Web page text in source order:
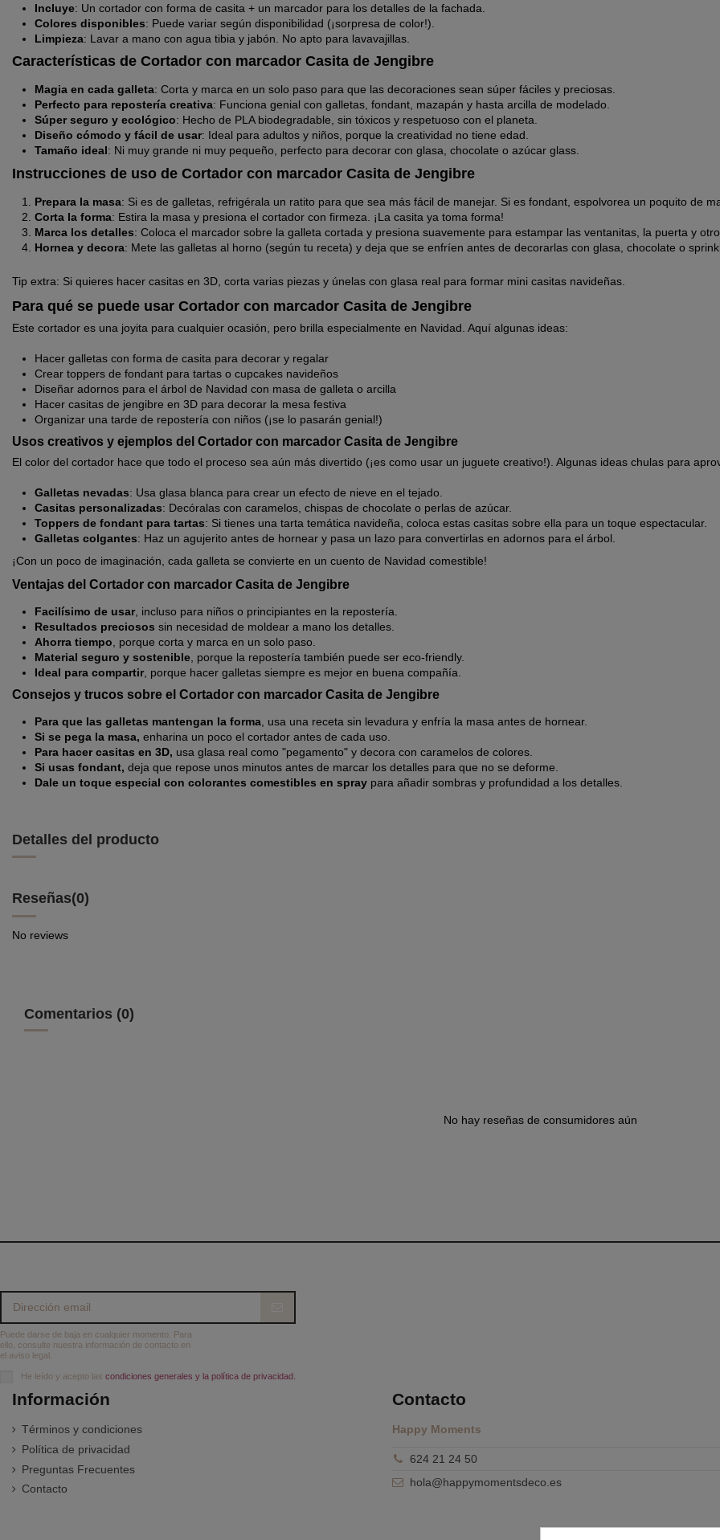
Incluye: Un cortador con forma de casita + un marcador para los detalles de la fachada.
Colores disponibles: Puede variar según disponibilidad (¡sorpresa de color!).
Limpieza: Lavar a mano con agua tibia y jabón. No apto para lavavajillas.
Características de Cortador con marcador Casita de Jengibre
Magia en cada galleta: Corta y marca en un solo paso para que las decoraciones sean súper fáciles y preciosas.
Perfecto para repostería creativa: Funciona genial con galletas, fondant, mazapán y hasta arcilla de modelado.
Súper seguro y ecológico: Hecho de PLA biodegradable, sin tóxicos y respetuoso con el planeta.
Diseño cómodo y fácil de usar: Ideal para adultos y niños, porque la creatividad no tiene edad.
Tamaño ideal: Ni muy grande ni muy pequeño, perfecto para decorar con glasa, chocolate o azúcar glass.
Instrucciones de uso de Cortador con marcador Casita de Jengibre
Prepara la masa: Si es de galletas, refrigérala un ratito para que sea más fácil de manejar. Si es fondant, espolvorea un poquito de
Corta la forma: Estira la masa y presiona el cortador con firmeza. ¡La casita ya toma forma!
Marca los detalles: Coloca el marcador sobre la galleta cortada y presiona suavemente para estampar las ventanitas, la puerta y
Hornea y decora: Mete las galletas al horno (según tu receta) y deja que se enfríen antes de decorarlas con glasa, chocolate o
Tip extra: Si quieres hacer casitas en 3D, corta varias piezas y únelas con glasa real para formar mini casitas navideñas.
Para qué se puede usar Cortador con marcador Casita de Jengibre
Este cortador es una joyita para cualquier ocasión, pero brilla especialmente en Navidad. Aquí algunas ideas:
Hacer galletas con forma de casita para decorar y regalar
Crear toppers de fondant para tartas o cupcakes navideños
Diseñar adornos para el árbol de Navidad con masa de galleta o arcilla
Hacer casitas de jengibre en 3D para decorar la mesa festiva
Organizar una tarde de repostería con niños (¡se lo pasarán genial!)
Usos creativos y ejemplos del Cortador con marcador Casita de Jengibre
El color del cortador hace que todo el proceso sea aún más divertido (¡es como usar un juguete creativo!). Algunas ideas chulas para
Galletas nevadas: Usa glasa blanca para crear un efecto de nieve en el tejado.
Casitas personalizadas: Decóralas con caramelos, chispas de chocolate o perlas de azúcar.
Toppers de fondant para tartas: Si tienes una tarta temática navideña, coloca estas casitas sobre ella para un toque espectacular.
Galletas colgantes: Haz un agujerito antes de hornear y pasa un lazo para convertirlas en adornos para el árbol.
¡Con un poco de imaginación, cada galleta se convierte en un cuento de Navidad comestible!
Ventajas del Cortador con marcador Casita de Jengibre
Facilísimo de usar, incluso para niños o principiantes en la repostería.
Resultados preciosos sin necesidad de moldear a mano los detalles.
Ahorra tiempo, porque corta y marca en un solo paso.
Material seguro y sostenible, porque la repostería también puede ser eco-friendly.
Ideal para compartir, porque hacer galletas siempre es mejor en buena compañía.
Consejos y trucos sobre el Cortador con marcador Casita de Jengibre
Para que las galletas mantengan la forma , usa una receta sin levadura y enfría la masa antes de hornear.
Si se pega la masa, enharina un poco el cortador antes de cada uso.
Para hacer casitas en 3D, usa glasa real como "pegamento" y decora con caramelos de colores.
Si usas fondant, deja que repose unos minutos antes de marcar los detalles para que no se deforme.
Dale un toque especial con colorantes comestibles en spray para añadir sombras y profundidad a los detalles.
Detalles del producto
Reseñas(0)
No reviews
Comentarios (0)
No hay reseñas de consumidores aún
Puede darse de baja en cualquier momento. Para
ello, consulte nuestra información de contacto en
el aviso legal.
He leído y acepto las condiciones generales y la política de privacidad.
Información
Términos y condiciones
Política de privacidad
Preguntas Frecuentes
Contacto
Contacto
Happy Moments
624 21 24 50
hola@happymomentsdeco.es